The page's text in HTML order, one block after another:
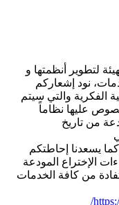
لتطوير أنظمتها و
نود إشعاركم
الفكرية والتي سيتم
عليها نظاماً
من تاريخ
يسعدنا إحاطتكم
الإختراع المودعة
12/2023 والاستفادة من كافة الخدمات